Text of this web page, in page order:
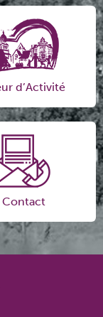
d’Activité
Contact